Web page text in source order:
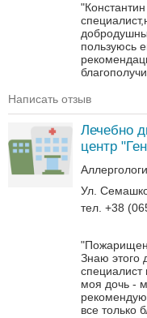
пользуюсь
Написать отзыв
Лечебно
центр
Ул.
тел. +38
Знаю этого
специалист
моя дочь -
все только